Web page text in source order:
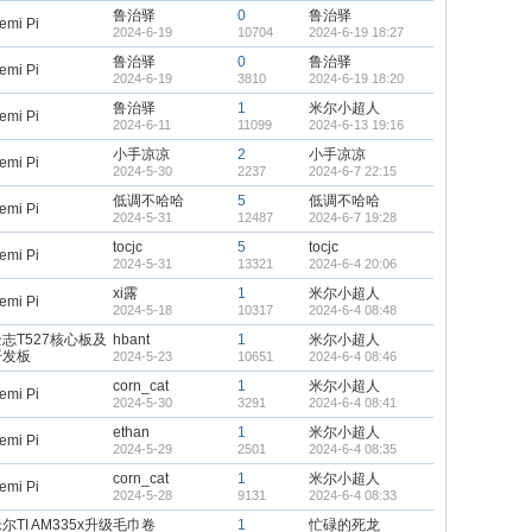
Pi 鲁治驿
2024-6-19
0
10704
鲁治驿
2024-6-19 18:27
Pi 鲁治驿
2024-6-19
0
3810
鲁治驿
2024-6-19 18:20
Pi 鲁治驿
2024-6-11
1
11099
米尔小超人
2024-6-13 19:16
Pi 小手凉凉
2024-5-30
2
2237
小手凉凉
2024-6-7 22:15
Pi 低调不哈哈
2024-5-31
5
12487
低调不哈哈
2024-6-7 19:28
Pi tocjc
2024-5-31
5
13321
tocjc
2024-6-4 20:06
Pi xi露
2024-5-18
1
10317
米尔小超人
2024-6-4 08:48
T527核心板及
板
hbant
2024-5-23
1
10651
米尔小超人
2024-6-4 08:46
Pi corn_cat
2024-5-30
1
3291
米尔小超人
2024-6-4 08:41
Pi ethan
2024-5-29
1
2501
米尔小超人
2024-6-4 08:35
Pi corn_cat
2024-5-28
1
9131
米尔小超人
2024-6-4 08:33
TI AM335x升级毛巾卷 1 忙碌的死龙